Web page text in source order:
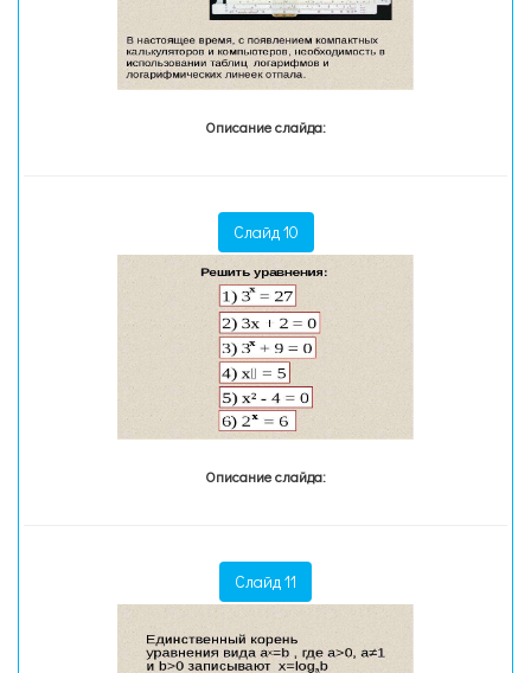
Описание слайда:
Слайд 10
Описание слайда:
Слайд 11